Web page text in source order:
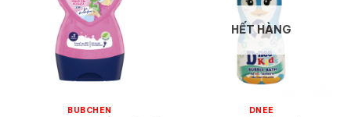
BUBCHEN
HẾT HÀNG
DNEE